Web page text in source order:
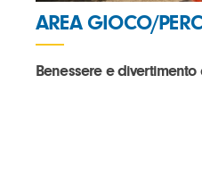
AREA GIOCO/
Benessere e